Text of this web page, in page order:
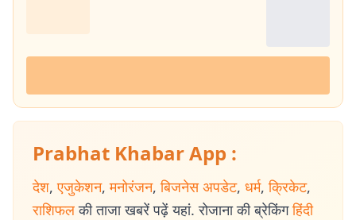
Prabhat Khabar App :
देश, एजुकेशन, मनोरंजन, बिजनेस अपडेट, धर्म, क्रिकेट,
राशिफल की ताजा खबरें पढ़ें यहां. रोजाना की ब्रेकिंग हिंदी